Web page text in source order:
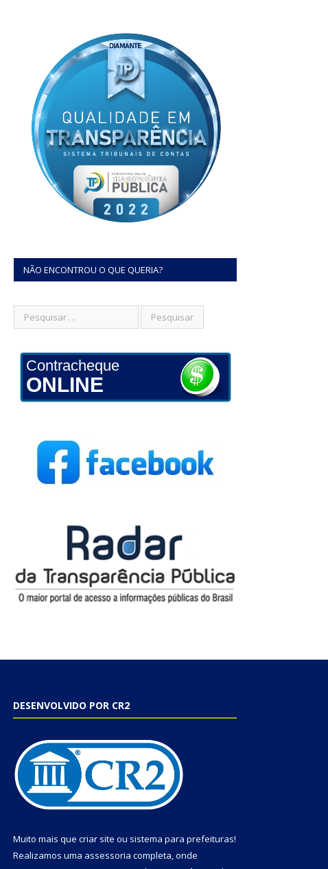
NÃO ENCONTROU O QUE QUERIA?
Contracheque
ONLINE
DESENVOLVIDO POR CR2
Muito mais que criar site ou sistema para prefeituras!
Realizamos uma assessoria completa, onde